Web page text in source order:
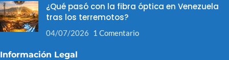
¿Qué pasó con la fibra óptica en Venezuela
tras los terremotos?
04/07/2026 1 Comentario
Información Legal